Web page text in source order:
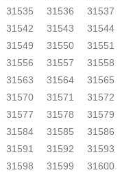
31535 31536
31537
31542 31543
31544
31549 31550
31551
31556 31557
31558
31563 31564
31565
31570 31571
31572
31577 31578
31579
31584 31585
31586
31591 31592
31593
31598 31599
31600